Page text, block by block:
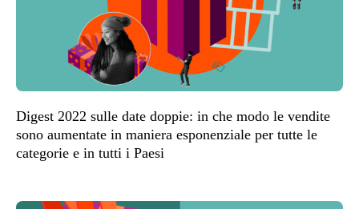
Digest 2022 sulle date doppie: in che modo le vendite
sono aumentate in maniera esponenziale per tutte le
categorie e in tutti i Paesi